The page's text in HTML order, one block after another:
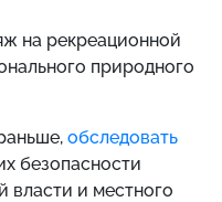
на рекреационной
природного
обследовать
безопасности
власти и местного